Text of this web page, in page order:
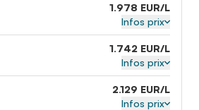
1.978 EUR/L
Infos prix
1.742 EUR/L
Infos prix
2.129 EUR/L
Infos prix